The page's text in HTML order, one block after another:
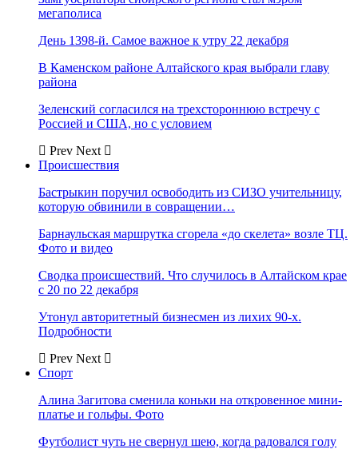
мегаполиса
День 1398-й. Самое важное к утру 22 декабря
В Каменском районе Алтайского края выбрали главу
района
Зеленский согласился на трехстороннюю встречу с
Россией и США, но с условием
Prev Next
Происшествия
Бастрыкин поручил освободить из СИЗО учительницу,
которую обвинили в совращении…
Барнаульская маршрутка сгорела «до скелета» возле ТЦ.
Фото и видео
Сводка происшествий. Что случилось в Алтайском крае
с 20 по 22 декабря
Утонул авторитетный бизнесмен из лихих 90-х.
Подробности
Prev Next
Спорт
Алина Загитова сменила коньки на откровенное мини-
платье и гольфы. Фото
Футболист чуть не свернул шею, когда радовался голу